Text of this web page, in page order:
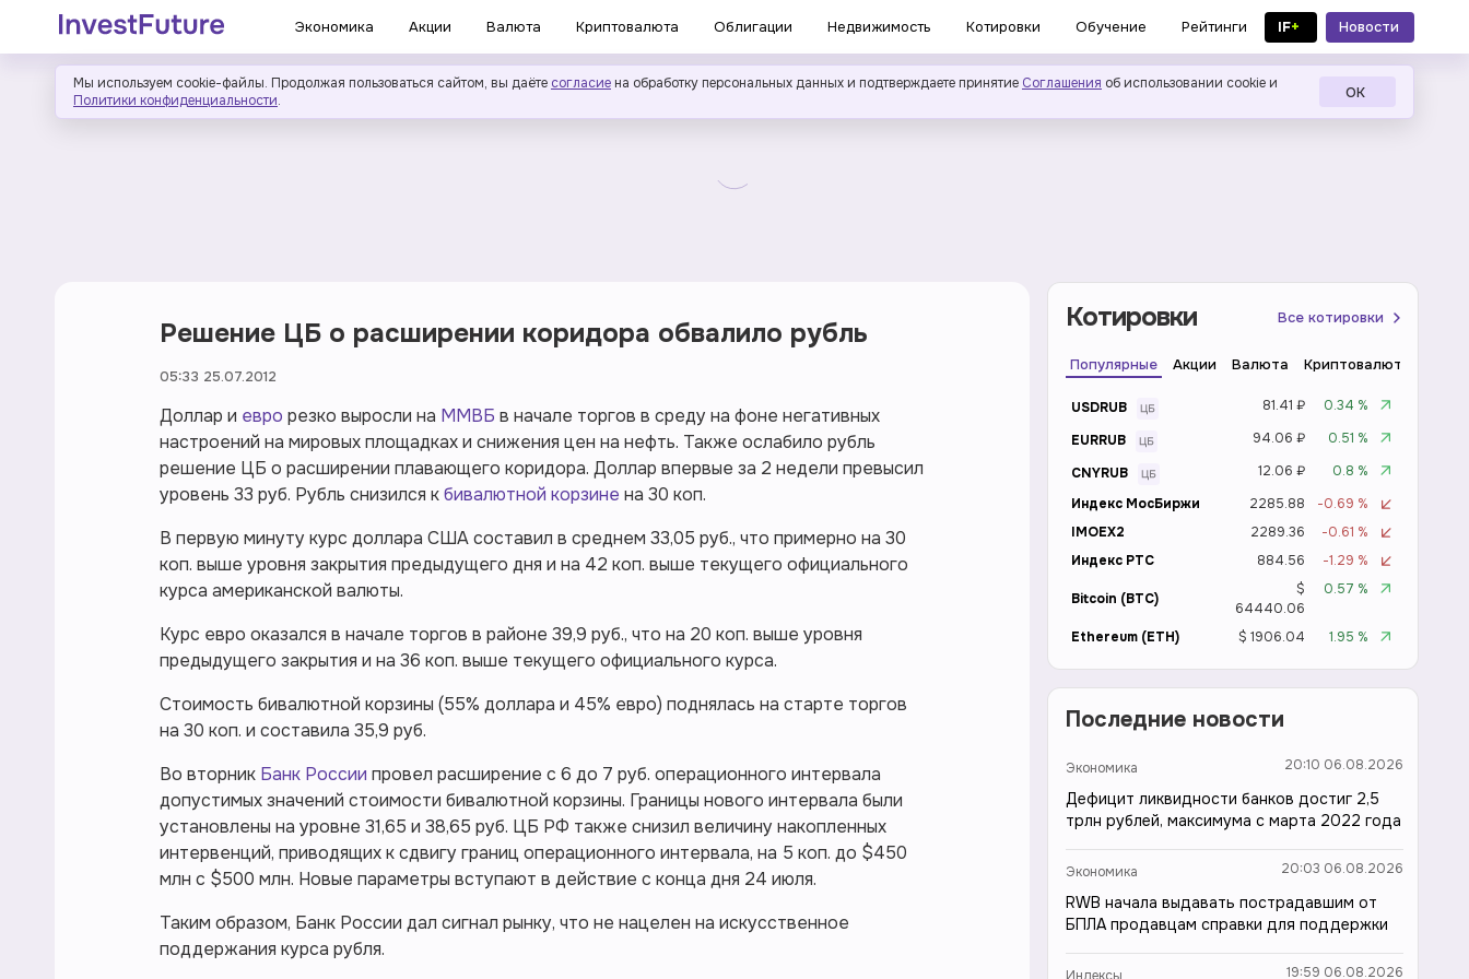
Экономика Акции Валюта Криптовалюта Облигации Недвижимость Котировки Обучение Рейтинги IF+
Новости
в MAX
Мы используем cookie-файлы. Продолжая пользоваться сайтом, вы даёте согласие на обработку персональных данных и подтверждаете принятие Соглашения об использовании cookie и
Политики конфиденциальности. ОК
Решение ЦБ о расширении коридора обвалило рубль
05:33 25.07.2012
Доллар и евро резко выросли на ММВБ в начале торгов в среду на фоне негативных
настроений на мировых площадках и снижения цен на нефть. Также ослабило рубль
решение ЦБ о расширении плавающего коридора. Доллар впервые за 2 недели превысил
уровень 33 руб. Рубль снизился кбивалютной корзине на 30 коп.
В первую минуту курс доллара США составил в среднем 33,05 руб., что примерно на 30
коп. выше уровня закрытия предыдущего дня и на 42 коп. выше текущего официального
курса американской валюты.
Курс евро оказался в начале торгов в районе 39,9 руб., что на 20 коп. выше уровня
предыдущего закрытия и на 36 коп. выше текущего официального курса.
Стоимость бивалютной корзины (55% доллара и 45% евро) поднялась на старте торгов
на 30 коп. и составила 35,9 руб.
Во вторник Банк России провел расширение с 6 до 7 руб. операционного интервала
допустимых значений стоимости бивалютной корзины. Границы нового интервала были
установлены на уровне 31,65 и 38,65 руб. ЦБ РФ также снизил величину накопленных
интервенций, приводящих к сдвигу границ операционного интервала, на 5 коп. до $450
млн с $500 млн. Новые параметры вступают в действие с конца дня 24 июля.
Таким образом, Банк России дал сигнал рынку, что не нацелен на искусственное
поддержания курса рубля.
Котировки Все котировки
Популярные Акции Валюта Криптовалюта
USDRUB 81.41 ₽
0.34 %
EURRUB
94.06 ₽
0.51 %
CNYRUB
12.06 ₽
0.8 %
Индекс МосБиржи
2285.88
-0.69 %
IMOEX2
2289.36
-0.61 %
Индекс РТС
884.56 -1.29 %
Bitcoin (BTC)
$
64440.06
0.57 %
Ethereum (ETH) $ 1906.04 1.95 %
Последние новости
Экономика 20:10 06.08.2026
Дефицит ликвидности банков достиг 2,5
трлн рублей, максимума с марта 2022 года
Экономика 20:03 06.08.2026
RWB начала выдавать пострадавшим от
БПЛА продавцам справки для поддержки
19:59 06.08.2026